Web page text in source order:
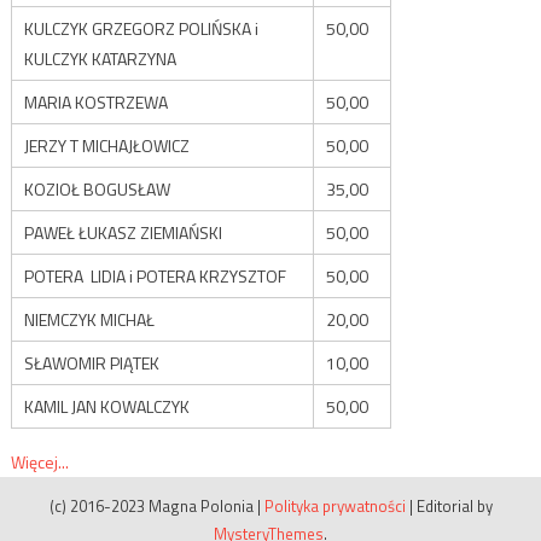
KULCZYK GRZEGORZ POLIŃSKA i
KULCZYK KATARZYNA
50,00
MARIA KOSTRZEWA
50,00
JERZY T MICHAJŁOWICZ
50,00
KOZIOŁ BOGUSŁAW
35,00
PAWEŁ ŁUKASZ ZIEMIAŃSKI
50,00
POTERA LIDIA i POTERA KRZYSZTOF
50,00
NIEMCZYK MICHAŁ
20,00
SŁAWOMIR PIĄTEK
10,00
KAMIL JAN KOWALCZYK
50,00
Więcej...
(c) 2016-2023 Magna Polonia | Polityka prywatności | Editorial by
MysteryThemes.